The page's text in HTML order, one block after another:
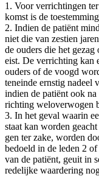
1. Voor ver­rich­tin­gen
komst is de
2. Indien de pati­ënt
niet die van zes­tien
de ouders die het
eist. De ver­rich­ting kan
ouders of de voogd
ten­ein­de ern­stig nadeel
indien de pati­ënt ook
rich­ting wel­over­wo­gen
3. In het geval waar­in
staat kan wor­den
gen ter zake, wor­den
bedoeld in de leden 2
van de pati­ënt, geuit in
rede­lij­ke waar­de­ring